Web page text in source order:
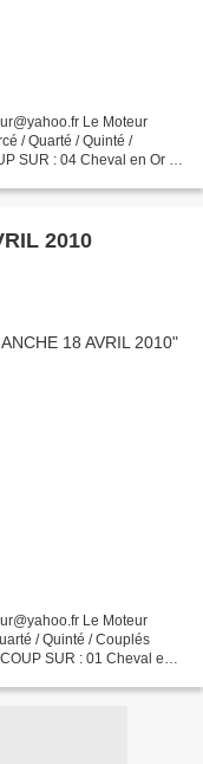
Le Moteur
/ Quarté / Quinté /
SUR : 04 Cheval en Or :
2010
Le Moteur
/ Quinté / Couplés
SUR : 01 Cheval en